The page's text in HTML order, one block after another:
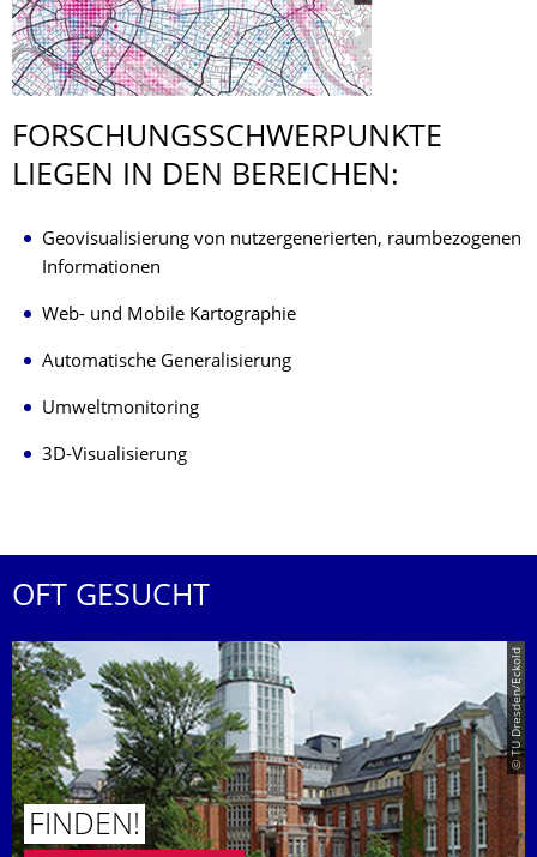
FORSCHUNGS­SCHWERPUNKTE
LIEGEN IN DEN BEREICHEN:
Geovisualisierung von nutzergenerierten, raumbezogenen
Informationen
Web- und Mobile Kartographie
Automatische Generalisierung
Umweltmonitoring
3D-Visualisierung
OFT GESUCHT
© TU Dresden/Eckold
FINDEN!